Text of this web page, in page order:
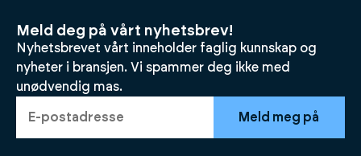
Meld deg på vårt nyhetsbrev!
Nyhetsbrevet vårt inneholder faglig kunnskap og
nyheter i bransjen. Vi spammer deg ikke med
unødvendig mas.
Meld meg på